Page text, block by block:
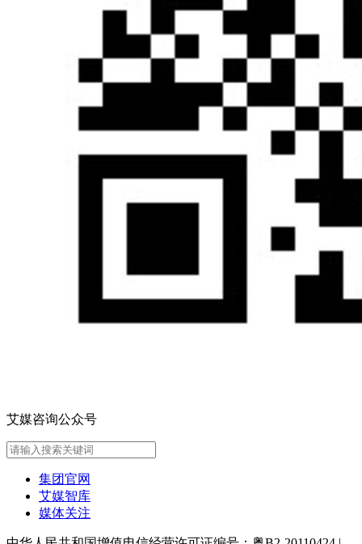
艾媒咨询公众号
集团官网
艾媒智库
媒体关注